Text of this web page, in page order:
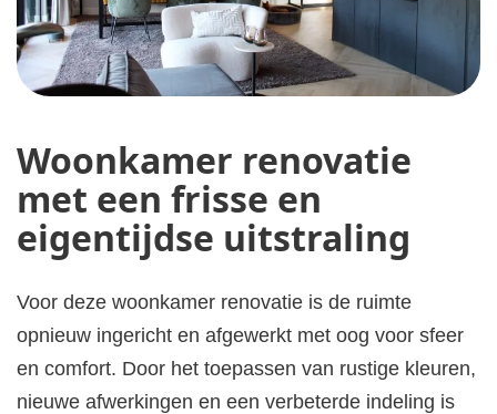
Woonkamer renovatie
met een frisse en
eigentijdse uitstraling
Voor deze woonkamer renovatie is de ruimte
opnieuw ingericht en afgewerkt met oog voor sfeer
en comfort. Door het toepassen van rustige kleuren,
nieuwe afwerkingen en een verbeterde indeling is